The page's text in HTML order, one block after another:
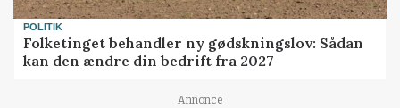
POLITIK
Folketinget behandler ny gødskningslov: Sådan
kan den ændre din bedrift fra 2027
Annonce